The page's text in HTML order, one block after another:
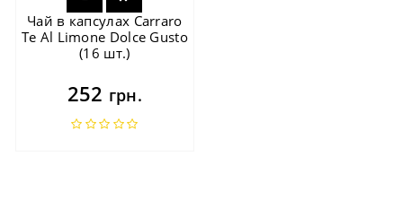
Чай в капсулах Carraro
Te Al Limone Dolce Gusto
(16 шт.)
252 грн.